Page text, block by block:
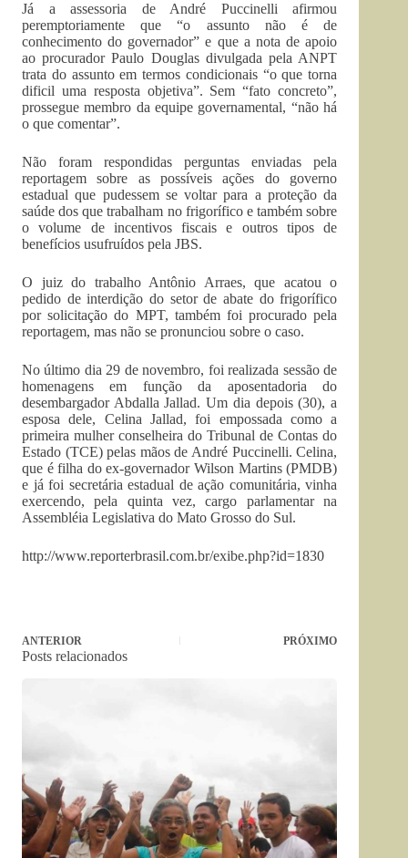
Já a assessoria de André Puccinelli afirmou
peremptoriamente que “o assunto não é de
conhecimento do governador” e que a nota de apoio
ao procurador Paulo Douglas divulgada pela ANPT
trata do assunto em termos condicionais “o que torna
dificil uma resposta objetiva”. Sem “fato concreto”,
prossegue membro da equipe governamental, “não há
o que comentar”.
Não foram respondidas perguntas enviadas pela
reportagem sobre as possíveis ações do governo
estadual que pudessem se voltar para a proteção da
saúde dos que trabalham no frigorífico e também sobre
o volume de incentivos fiscais e outros tipos de
benefícios usufruídos pela JBS.
O juiz do trabalho Antônio Arraes, que acatou o
pedido de interdição do setor de abate do frigorífico
por solicitação do MPT, também foi procurado pela
reportagem, mas não se pronunciou sobre o caso.
No último dia 29 de novembro, foi realizada sessão de
homenagens em função da aposentadoria do
desembargador Abdalla Jallad. Um dia depois (30), a
esposa dele, Celina Jallad, foi empossada como a
primeira mulher conselheira do Tribunal de Contas do
Estado (TCE) pelas mãos de André Puccinelli. Celina,
que é filha do ex-governador Wilson Martins (PMDB)
e já foi secretária estadual de ação comunitária, vinha
exercendo, pela quinta vez, cargo parlamentar na
Assembléia Legislativa do Mato Grosso do Sul.
http://www.reporterbrasil.com.br/exibe.php?id=1830
ANTERIOR PRÓXIMO
Posts relacionados